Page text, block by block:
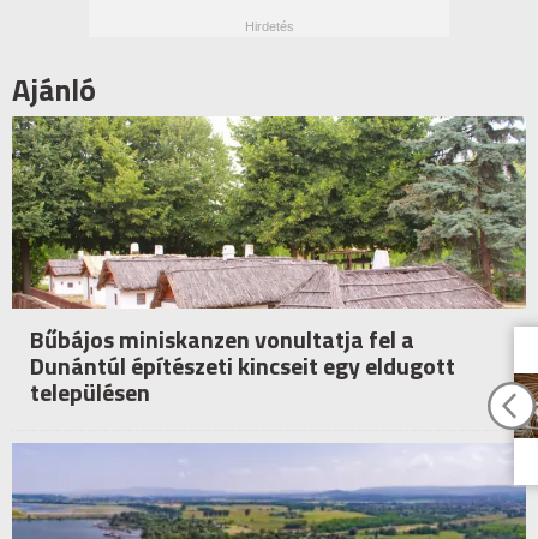
Ajánló
Bűbájos miniskanzen vonultatja fel a
Dunántúl építészeti kincseit egy eldugott
településen